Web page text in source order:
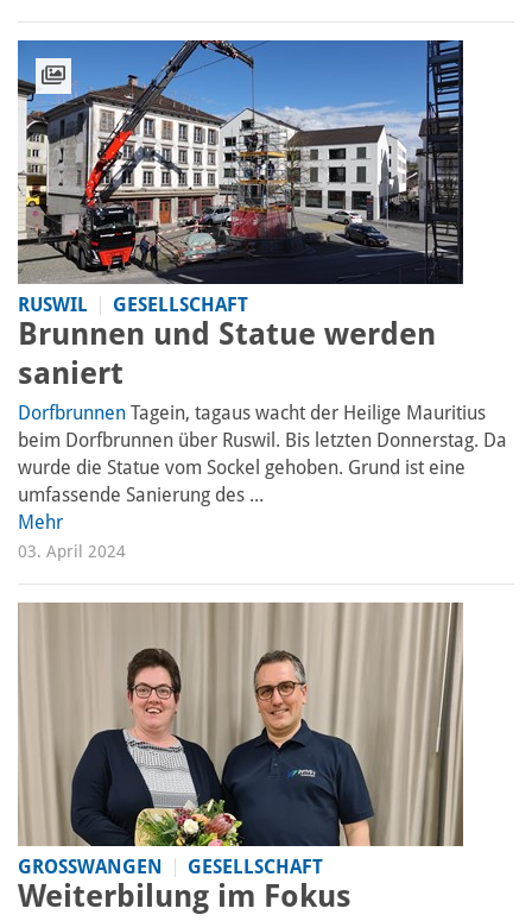
RUSWIL GESELLSCHAFT
Brunnen und Statue werden
saniert
Dorfbrunnen Tagein, tagaus wacht der Heilige Mauritius
beim Dorfbrunnen über Ruswil. Bis letzten Donnerstag. Da
wurde die Statue vom Sockel gehoben. Grund ist eine
umfassende Sanierung des ...
Mehr
03. April 2024
GROSSWANGEN GESELLSCHAFT
Weiterbilung im Fokus